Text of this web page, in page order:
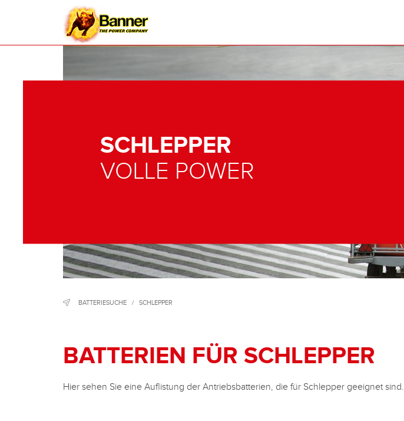
SCHLEPPER
VOLLE POWER
BATTERIESUCHE / SCHLEPPER
BATTERIEN FÜR SCHLEPPER
Hier sehen Sie eine Auflistung der Antriebsbatterien, die für Schlepper geeignet sind.